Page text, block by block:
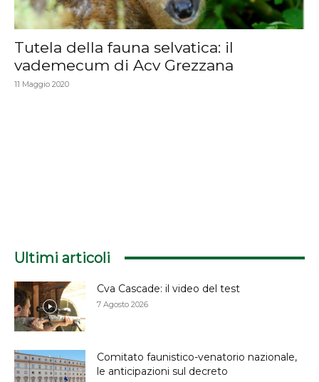
Tutela della fauna selvatica: il
vademecum di Acv Grezzana
11 Maggio 2020
Ultimi articoli
Cva Cascade: il video del test
7 Agosto 2026
Comitato faunistico-venatorio nazionale,
le anticipazioni sul decreto